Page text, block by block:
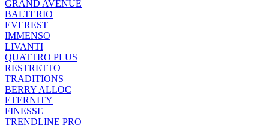
GRAND AVENUE
BALTERIO
EVEREST
IMMENSO
LIVANTI
QUATTRO PLUS
RESTRETTO
TRADITIONS
BERRY ALLOC
ETERNITY
FINESSE
TRENDLINE PRO